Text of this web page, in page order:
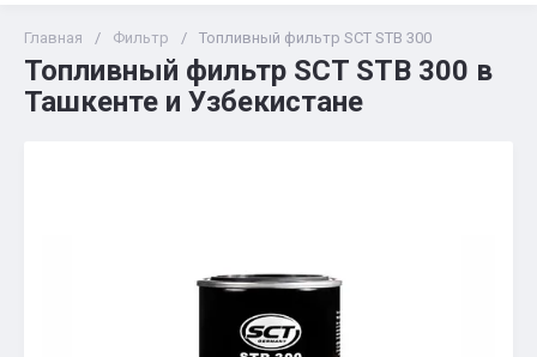
Главная / Фильтр / Топливный фильтр SCT STB 300
Топливный фильтр SCT STB 300 в
Ташкенте и Узбекистане